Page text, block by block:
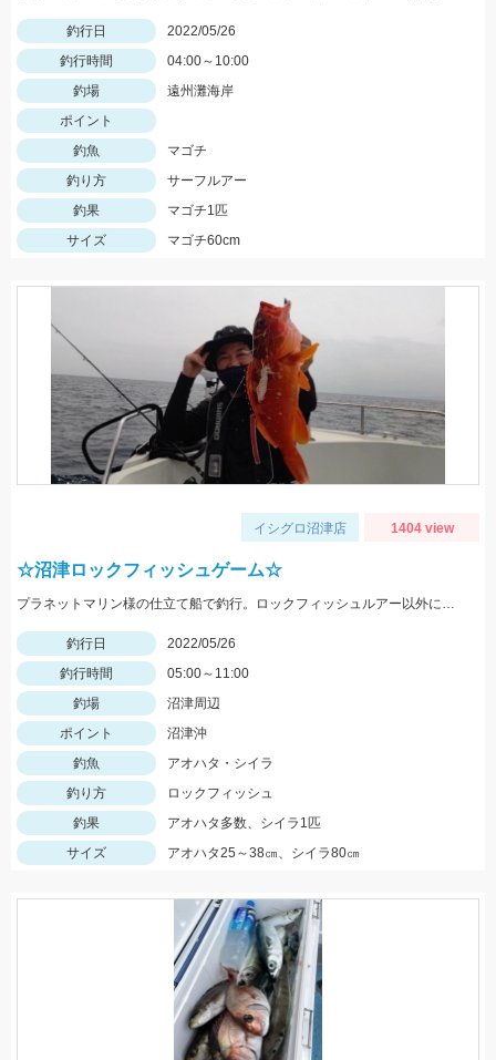
釣行日
2022/05/26
釣行時間
04:00～10:00
釣場
遠州灘海岸
ポイント
釣魚
マゴチ
釣り方
サーフルアー
釣果
マゴチ1匹
サイズ
マゴチ60cm
イシグロ沼津店 1404 view
☆沼津ロックフィッシュゲーム☆
プラネットマリン様の仕立て船で釣行。ロックフィッシュルアー以外にもテンヤやジグ、キャスティングなどその場に応じて色々な釣りが出来ました。
釣行日
2022/05/26
釣行時間
05:00～11:00
釣場
沼津周辺
ポイント
沼津沖
釣魚
アオハタ・シイラ
釣り方
ロックフィッシュ
釣果
アオハタ多数、シイラ1匹
サイズ
アオハタ25～38㎝、シイラ80㎝